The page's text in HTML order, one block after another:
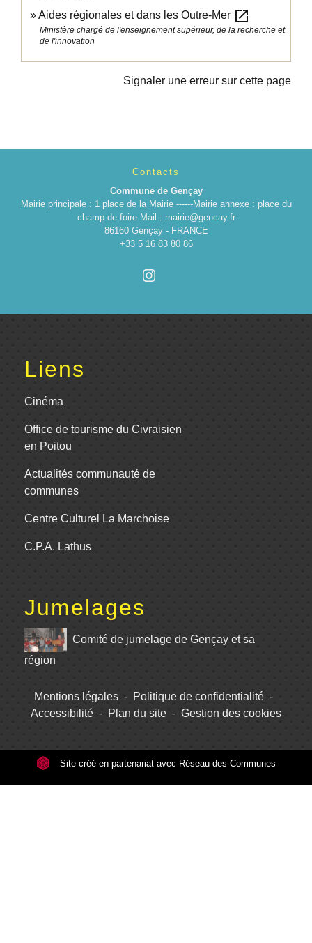
Aides régionales et dans les Outre-Mer open_in_new
Ministère chargé de l'enseignement supérieur, de la recherche et
de l'innovation
Signaler une erreur sur cette page
Contacts
Commune de Gençay
Mairie principale : 1 place de la Mairie ------Mairie annexe : place du
champ de foire Mail : mairie@gencay.fr
86160 Gençay - FRANCE
+33 5 16 83 80 86
Liens
Cinéma
Office de tourisme du Civraisien
en Poitou
Actualités communauté de
communes
Centre Culturel La Marchoise
C.P.A. Lathus
Jumelages
Comité de jumelage de Gençay et sa
région
Mentions légales - Politique de confidentialité -
Accessibilité - Plan du site - Gestion des cookies
Site créé en partenariat avec Réseau des Communes